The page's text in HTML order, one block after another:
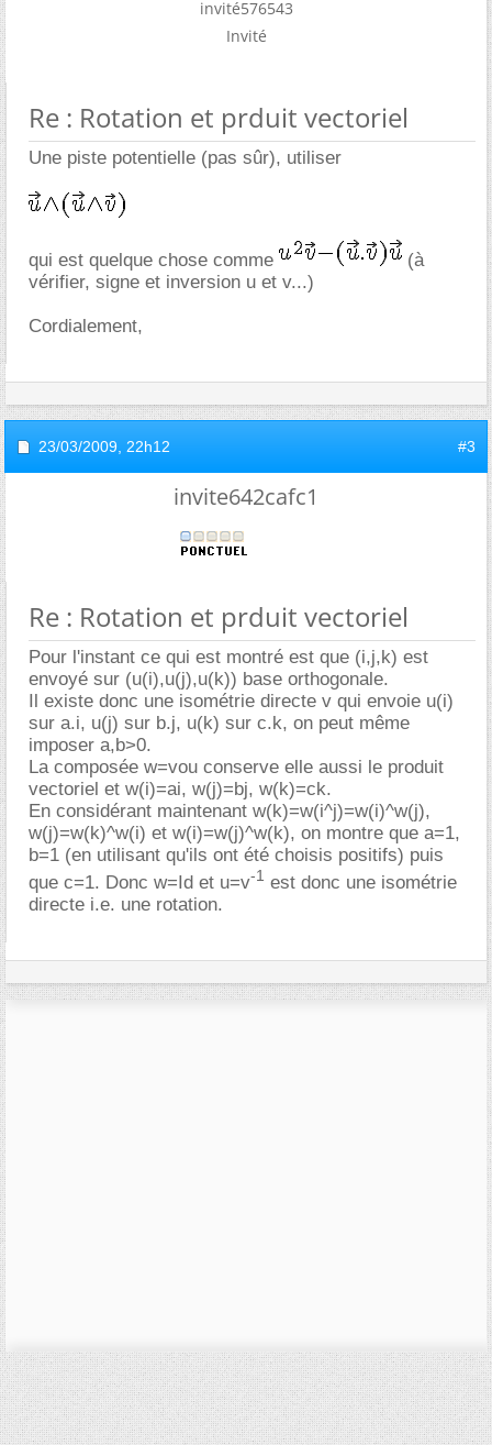
invité576543
Invité
Re : Rotation et prduit vectoriel
Une piste potentielle (pas sûr), utiliser
qui est quelque chose comme
(à
vérifier, signe et inversion u et v...)
Cordialement,
23/03/2009, 22h12 #3
invite642cafc1
Re : Rotation et prduit vectoriel
Pour l'instant ce qui est montré est que (i,j,k) est
envoyé sur (u(i),u(j),u(k)) base orthogonale.
Il existe donc une isométrie directe v qui envoie u(i)
sur a.i, u(j) sur b.j, u(k) sur c.k, on peut même
imposer a,b>0.
La composée w=vou conserve elle aussi le produit
vectoriel et w(i)=ai, w(j)=bj, w(k)=ck.
En considérant maintenant w(k)=w(i^j)=w(i)^w(j),
w(j)=w(k)^w(i) et w(i)=w(j)^w(k), on montre que a=1,
b=1 (en utilisant qu'ils ont été choisis positifs) puis
que c=1. Donc w=Id et u=v-1 est donc une isométrie
directe i.e. une rotation.